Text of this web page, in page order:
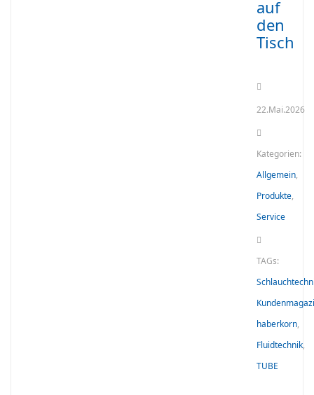
auf
den
Tisch
22.Mai.2026
Kategorien:
Allgemein,
Produkte,
Service
TAGs:
haberkorn,
Fluidtechnik,
TUBE